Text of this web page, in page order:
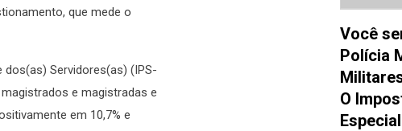
que mede o
dos(as) Servidores(as) (IPS-
e magistradas e
em 10,7% e
Você
Polícia
O